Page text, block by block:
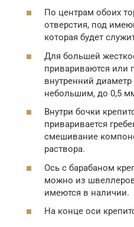
По центрам обоих
отверстия, под
которая будет
Для большей
привариваются или
внутренний
небольшим, до 0,5
Внутри бочки
приваривается
смешивание
раствора.
Ось с барабаном
можно из
имеются в наличии.
На конце оси